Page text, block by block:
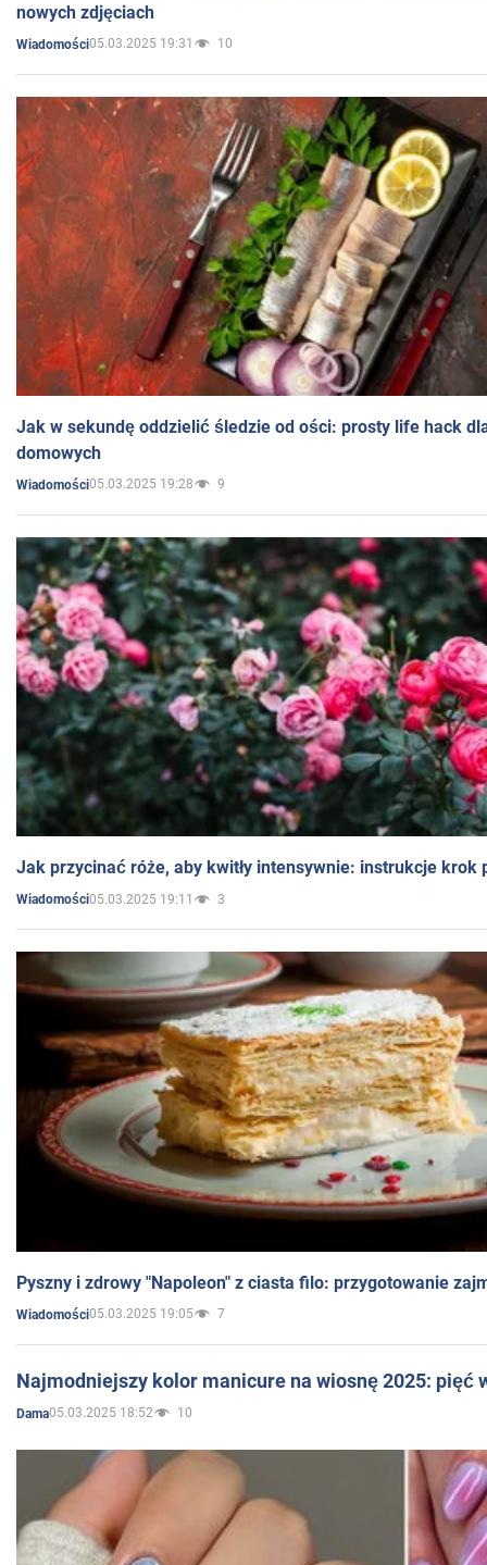
nowych zdjęciach
Wiadomości05.03.2025 19:31 10
Jak w sekundę oddzielić śledzie od ości: prosty life hack
domowych
Wiadomości05.03.2025 19:28 9
Jak przycinać róże, aby kwitły intensywnie: instrukcje krok
Wiadomości05.03.2025 19:11 3
Pyszny i zdrowy "Napoleon" z ciasta filo: przygotowanie
Wiadomości05.03.2025 19:05 7
Najmodniejszy kolor manicure na wiosnę 2025: pięć
Dama05.03.2025 18:52 10